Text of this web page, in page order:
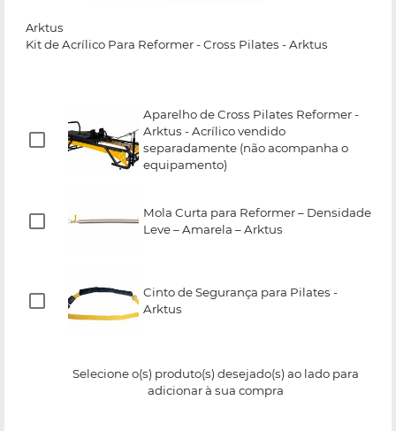
Arktus
Kit de Acrílico Para Reformer - Cross Pilates - Arktus
Aparelho de Cross Pilates Reformer -
Arktus - Acrílico vendido
separadamente (não acompanha o
equipamento)
Mola Curta para Reformer – Densidade
Leve – Amarela – Arktus
Cinto de Segurança para Pilates -
Arktus
Selecione o(s) produto(s) desejado(s) ao lado para
adicionar à sua compra